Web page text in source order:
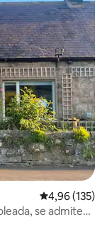
Calificación
4,96 (135)
se admiten